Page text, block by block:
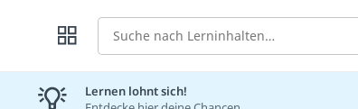
Suche
Lernen lohnt sich!